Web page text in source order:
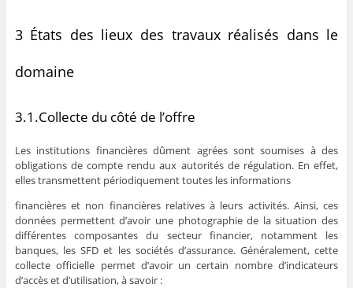
3 États des lieux des travaux réalisés dans le
domaine
3.1.Collecte du côté de l’offre
Les institutions financières dûment agrées sont soumises à des
obligations de compte rendu aux autorités de régulation. En effet,
elles transmettent périodiquement toutes les informations
financières et non financières relatives à leurs activités. Ainsi, ces
données permettent d’avoir une photographie de la situation des
différentes composantes du secteur financier, notamment les
banques, les SFD et les sociétés d’assurance. Généralement, cette
collecte officielle permet d’avoir un certain nombre d’indicateurs
d’accès et d’utilisation, à savoir :